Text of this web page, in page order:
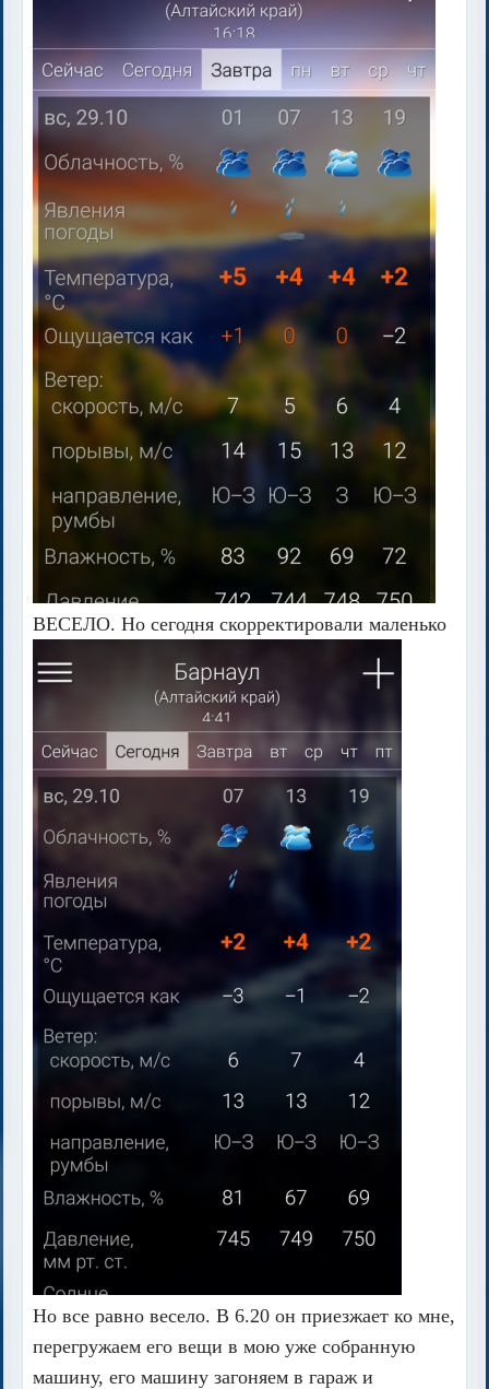
ВЕСЕЛО. Но сегодня скорректировали маленько
Но все равно весело. В 6.20 он приезжает ко мне,
перегружаем его вещи в мою уже собранную
машину, его машину загоняем в гараж и